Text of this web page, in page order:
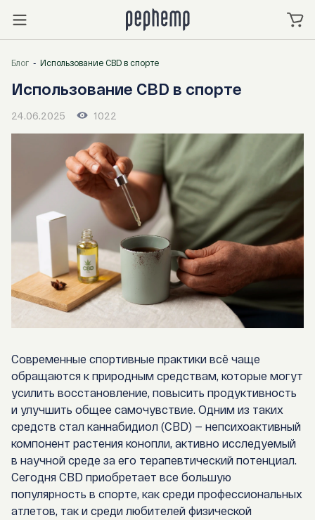
Блог Использование CBD в спорте
Использование CBD в спорте
24.06.2025 1022
Современные спортивные практики всё чаще
обращаются к природным средствам, которые могут
усилить восстановление, повысить продуктивность
и улучшить общее самочувствие. Одним из таких
средств стал каннабидиол (CBD) — непсихоактивный
компонент растения конопли, активно исследуемый
в научной среде за его терапевтический потенциал.
Сегодня CBD приобретает все большую
популярность в спорте, как среди профессиональных
атлетов, так и среди любителей физической